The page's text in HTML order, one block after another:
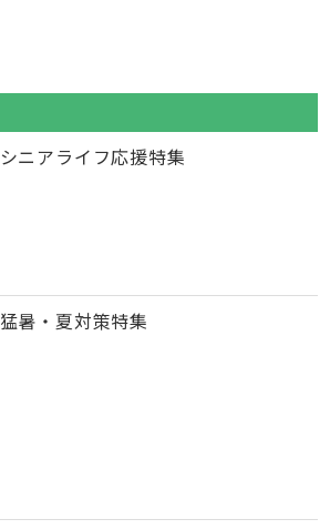
シニアライフ応援特集
猛暑・夏対策特集